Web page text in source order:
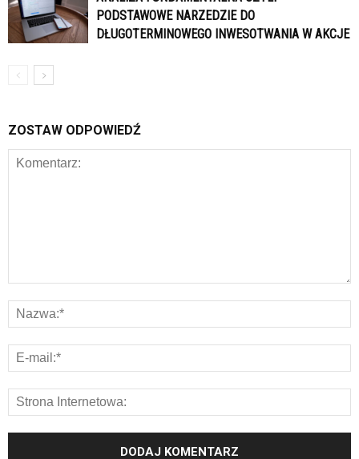
PODSTAWOWE NARZEDZIE DO
DŁUGOTERMINOWEGO INWESOTWANIA W AKCJE
ZOSTAW ODPOWIEDŹ